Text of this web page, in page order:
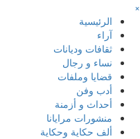
×
الرئيسية
آراء
ثقافات وديانات
نساء و رجال
قضايا وملفات
أدب وفن
أحداث و أزمنة
منشورات مرايانا
ألف حكاية وحكاية